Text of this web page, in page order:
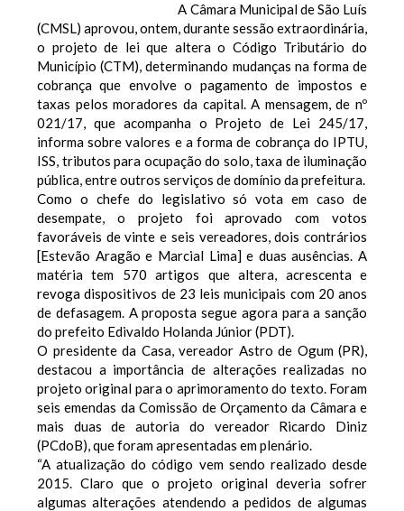
A Câmara Municipal de São Luís
(CMSL) aprovou, ontem, durante sessão extraordinária,
o projeto de lei que altera o Código Tributário do
Município (CTM), determinando mudanças na forma de
cobrança que envolve o pagamento de impostos e
taxas pelos moradores da capital. A mensagem, de nº
021/17, que acompanha o Projeto de Lei 245/17,
informa sobre valores e a forma de cobrança do IPTU,
ISS, tributos para ocupação do solo, taxa de iluminação
pública, entre outros serviços de domínio da prefeitura.
Como o chefe do legislativo só vota em caso de
desempate, o projeto foi aprovado com votos
favoráveis de vinte e seis vereadores, dois contrários
[Estevão Aragão e Marcial Lima] e duas ausências. A
matéria tem 570 artigos que altera, acrescenta e
revoga dispositivos de 23 leis municipais com 20 anos
de defasagem. A proposta segue agora para a sanção
do prefeito Edivaldo Holanda Júnior (PDT).
O presidente da Casa, vereador Astro de Ogum (PR),
destacou a importância de alterações realizadas no
projeto original para o aprimoramento do texto. Foram
seis emendas da Comissão de Orçamento da Câmara e
mais duas de autoria do vereador Ricardo Diniz
(PCdoB), que foram apresentadas em plenário.
“A atualização do código vem sendo realizado desde
2015. Claro que o projeto original deveria sofrer
algumas alterações atendendo a pedidos de algumas